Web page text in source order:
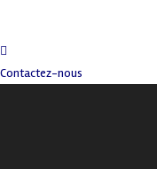
Contactez-nous